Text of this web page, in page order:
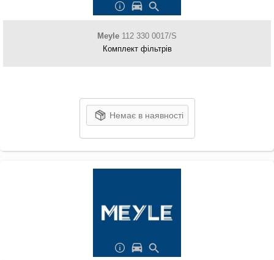
Meyle 112 330 0017/S
Комплект фільтрів
Немає в наявності